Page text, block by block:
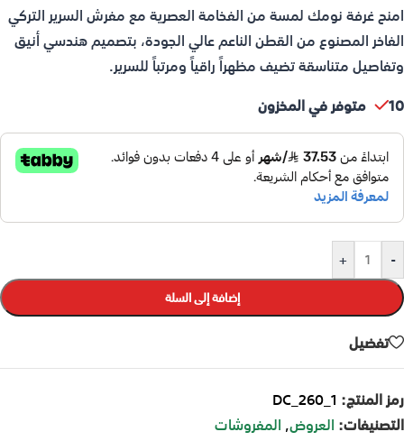
امنح غرفة نومك لمسة من الفخامة العصرية مع مفرش السرير التركي
الفاخر المصنوع من القطن الناعم عالي الجودة، بتصميم هندسي أنيق
وتفاصيل متناسقة تضيف مظهراً راقياً ومرتباً للسرير.
10 متوفر في المخزون
-
+
إضافة إلى السلة
تفضيل
رمز المنتج: DC_260_1
التصنيفات:العروض,المفروشات